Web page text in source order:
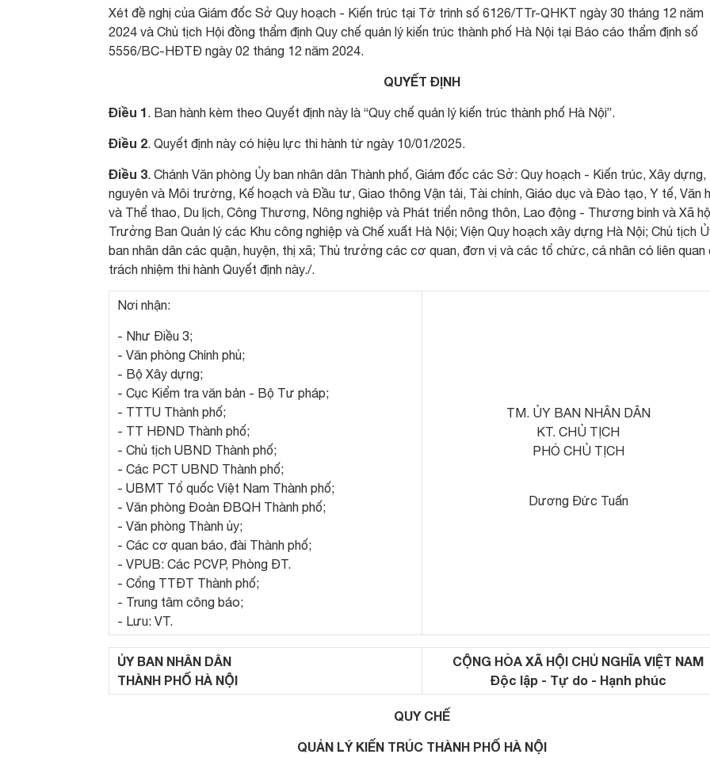
Xét đề nghị của Giám đốc Sở Quy hoạch - Kiến trúc tại Tờ trình số 6126/TTr-QHKT ngày 30 tháng 12 năm
2024 và Chủ tịch Hội đồng thẩm định Quy chế quản lý kiến trúc thành phố Hà Nội tại Báo cáo thẩm định số
5556/BC-HĐTĐ ngày 02 tháng 12 năm 2024.
QUYẾT ĐỊNH
Điều 1. Ban hành kèm theo Quyết định này là “Quy chế quản lý kiến trúc thành phố Hà Nội”.
Điều 2. Quyết định này có hiệu lực thi hành từ ngày 10/01/2025.
Điều 3. Chánh Văn phòng Ủy ban nhân dân Thành phố, Giám đốc các Sở: Quy hoạch - Kiến trúc, Xây dựng,
nguyên và Môi trường, Kế hoạch và Đầu tư, Giao thông Vận tải, Tài chính, Giáo dục và Đào tạo, Y tế, Văn
và Thể thao, Du lịch, Công Thương, Nông nghiệp và Phát triển nông thôn, Lao động - Thương binh và Xã
Trưởng Ban Quản lý các Khu công nghiệp và Chế xuất Hà Nội; Viện Quy hoạch xây dựng Hà Nội; Chủ tịch
ban nhân dân các quận, huyện, thị xã; Thủ trưởng các cơ quan, đơn vị và các tổ chức, cá nhân có liên quan
trách nhiệm thi hành Quyết định này./.
Nơi nhận:
- Như Điều 3;
- Văn phòng Chính phủ;
- Bộ Xây dựng;
- Cục Kiểm tra văn bản - Bộ Tư pháp;
- TTTU Thành phố;
- TT HĐND Thành phố;
- Chủ tịch UBND Thành phố;
- Các PCT UBND Thành phố;
- UBMT Tổ quốc Việt Nam Thành phố;
- Văn phòng Đoàn ĐBQH Thành phố;
- Văn phòng Thành ủy;
- Các cơ quan báo, đài Thành phố;
- VPUB: Các PCVP, Phòng ĐT.
- Cổng TTĐT Thành phố;
- Trung tâm công báo;
- Lưu: VT.
TM. ỦY BAN NHÂN DÂN
KT. CHỦ TỊCH
PHÓ CHỦ TỊCH
Dương Đức Tuấn
ỦY BAN NHÂN DÂN
THÀNH PHỐ HÀ NỘI
CỘNG HÒA XÃ HỘI CHỦ NGHĨA VIỆT NAM
Độc lập - Tự do - Hạnh phúc
QUY CHẾ
QUẢN LÝ KIẾN TRÚC THÀNH PHỐ HÀ NỘI